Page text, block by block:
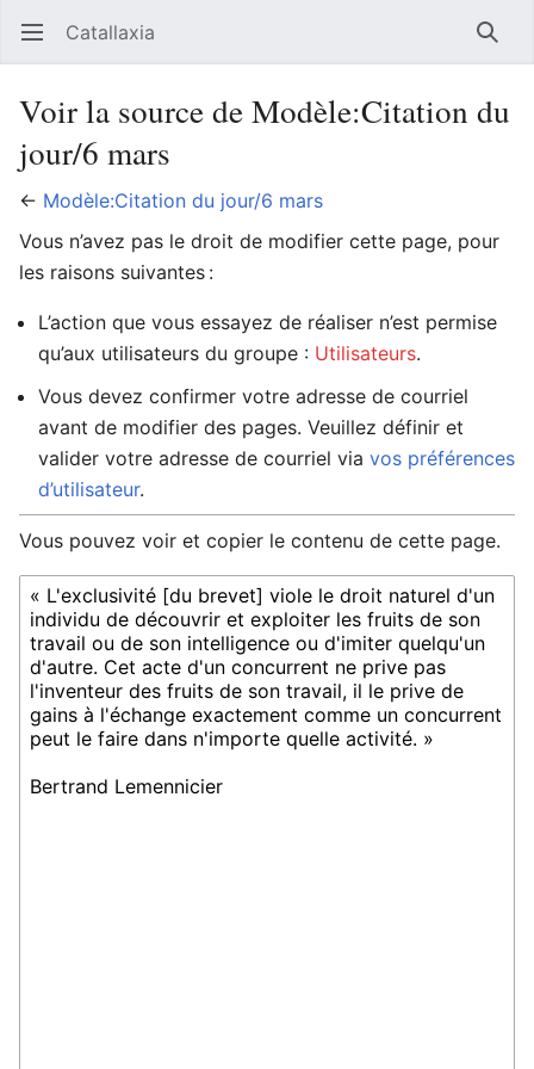
Ouvrir le menu principal Catallaxia
Voir la source de Modèle:Citation du
jour/6 mars
← Modèle:Citation du jour/6 mars
Vous n’avez pas le droit de modifier cette page, pour
les raisons suivantes :
L’action que vous essayez de réaliser n’est permise
qu’aux utilisateurs du groupe : Utilisateurs.
Vous devez confirmer votre adresse de courriel
avant de modifier des pages. Veuillez définir et
valider votre adresse de courriel via vos préférences
d’utilisateur.
Vous pouvez voir et copier le contenu de cette page.